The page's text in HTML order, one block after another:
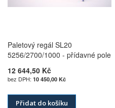
Paletový regál SL20
5256/2700/1000 - přídavné pole
12 644,50 Kč
10 450,00 Kč
Přidat do košíku